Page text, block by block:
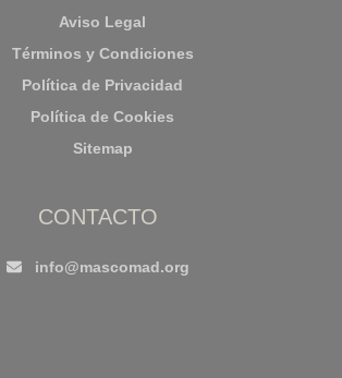
Aviso Legal
Términos y Condiciones
Política de Privacidad
Política de Cookies
Sitemap
CONTACTO
info@mascomad.org